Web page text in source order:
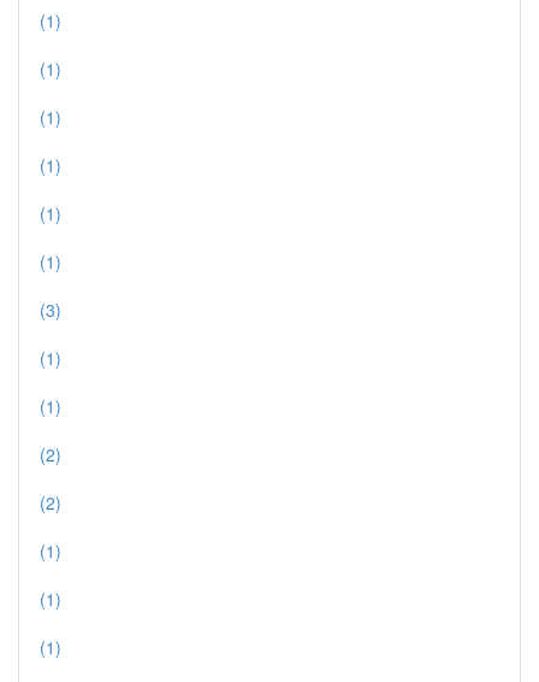
(1)
(1)
(1)
(1)
(1)
(1)
(3)
(1)
(1)
(2)
(2)
(1)
(1)
(1)